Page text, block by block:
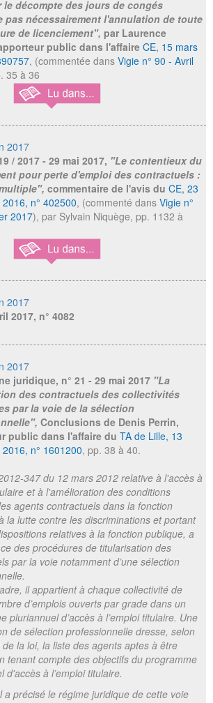
le décompte des jours de congés
pas nécessairement l'annulation de toute
de licenciement", par Laurence
public dans l'affaire CE, 15 mars
, (commentée dans Vigie n° 90 - Avril
35 à 36
2017
/ 2017 - 29 mai 2017, "Le contentieux du
pour perte d'emploi des contractuels :
commentaire de l'avis du CE, 23
n° 402500, (commenté dans Vigie n°
2017), par Sylvain Niquège, pp. 1132 à
2017
2017, n° 4082
2017
juridique, n° 21 - 29 mai 2017 "La
des contractuels des collectivités
par la voie de la sélection
Conclusions de Denis Perrin,
public dans l'affaire du TA de Lille, 13
n° 1601200, pp. 38 à 40.
347 du 12 mars 2012 relative à l'accès à
et à l'amélioration des conditions
agents contractuels dans la fonction
la lutte contre les discriminations et portant
relatives à la fonction publique, a
des procédures de titularisation des
par la voie notamment d’une sélection
il appartient à chaque collectivité de
d’emplois ouverts par grade dans un
pluriannuel d’accès à l’emploi titulaire. Une
de sélection professionnelle dresse, selon
de la loi, la liste des agents aptes à être
tenant compte des objectifs du programme
d'accès à l’emploi titulaire.
a précisé le régime juridique de cette voie